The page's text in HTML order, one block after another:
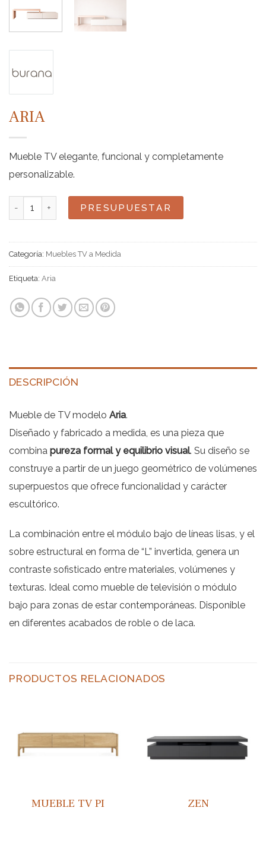
ARIA
Mueble TV elegante, funcional y completamente
personalizable.
Aria cantidad PRESUPUESTAR
Categoría: Muebles TV a Medida
Etiqueta: Aria
DESCRIPCIÓN
Mueble de TV modelo Aria.
Diseñado y fabricado a medida, es una pieza que
combina pureza formal y equilibrio visual. Su diseño se
construye a partir de un juego geométrico de volúmenes
superpuestos que ofrece funcionalidad y carácter
escultórico.
La combinación entre el módulo bajo de líneas lisas, y el
sobre estructural en forma de “L” invertida, genera un
contraste sofisticado entre materiales, volúmenes y
texturas. Ideal como mueble de televisión o módulo
bajo para zonas de estar contemporáneas. Disponible
en diferentes acabados de roble o de laca.
PRODUCTOS RELACIONADOS
MUEBLE TV PI ZEN